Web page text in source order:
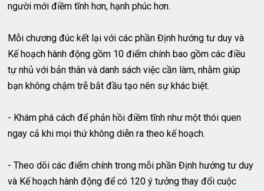
người mới điềm tĩnh hơn, hạnh phúc hơn.
Mỗi chương đúc kết lại với các phần Định hướng tư duy và
Kế hoạch hành động gồm 10 điểm chính bao gồm các điều
tự nhủ với bản thân và danh sách việc cần làm, nhằm giúp
bạn không chậm trễ bắt đầu tạo nên sự khác biệt.
- Khám phá cách để phản hồi điềm tĩnh như một thói quen
ngay cả khi mọi thứ không diễn ra theo kế hoạch.
- Theo dõi các điểm chính trong mỗi phần Định hướng tư duy
và Kế hoạch hành động để có 120 ý tưởng thay đổi cuộc